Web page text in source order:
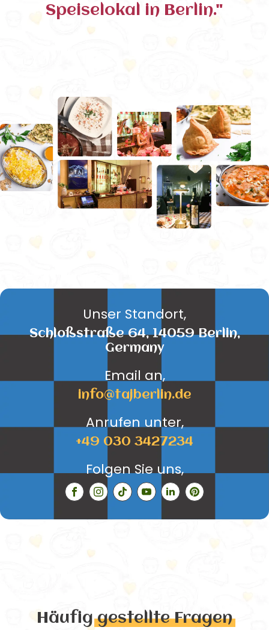
Speiselokal in Berlin."
Unser Standort,
Schloßstraße 64, 14059 Berlin,
Germany
Email an,
info@tajberlin.de
Anrufen unter,
+49 030 3427234
Folgen Sie uns,
Häufiggestellte Fragen